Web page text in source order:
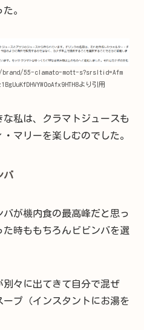
。
55-clamato-mott-s?srsltid=Afm
より引用
私は、クラマトジュースも
マリーを楽しむのでした。
バ
が機内食の最高峰だと思っ
時ももちろんビビンバを選
々に出てきて自分で混ぜ
プ（インスタントにお湯を